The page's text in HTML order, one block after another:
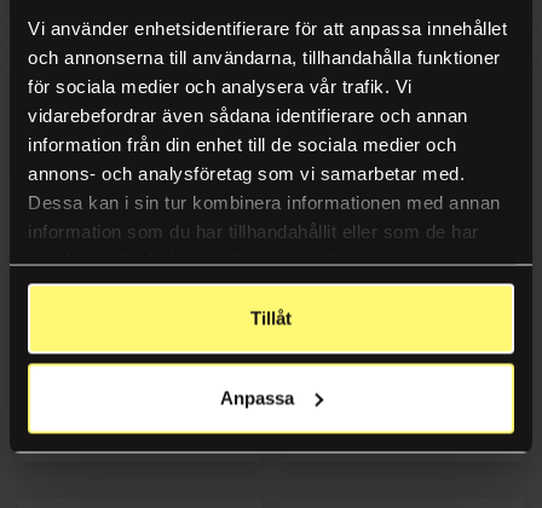
Vi använder enhetsidentifierare för att anpassa innehållet
och annonserna till användarna, tillhandahålla funktioner
för sociala medier och analysera vår trafik. Vi
vidarebefordrar även sådana identifierare och annan
information från din enhet till de sociala medier och
annons- och analysföretag som vi samarbetar med.
Dessa kan i sin tur kombinera informationen med annan
information som du har tillhandahållit eller som de har
samlat in när du har använt deras tjänster.
Tillåt
Anpassa